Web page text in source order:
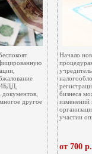
другое
Начало
бизнеса
изменений
участии
от 700 р.